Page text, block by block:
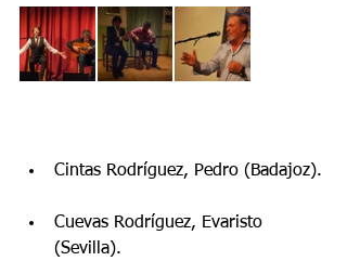
Cintas Rodríguez, Pedro (Badajoz).
Cuevas Rodríguez, Evaristo
(Sevilla).